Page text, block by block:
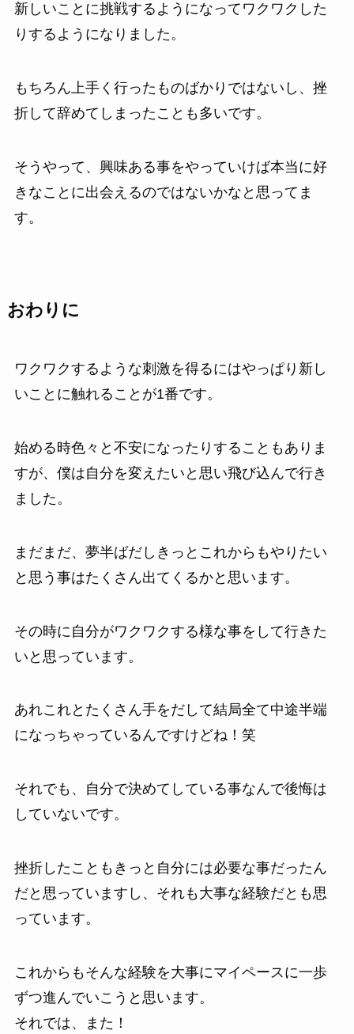
新しいことに挑戦するようになってワクワクした
りするようになりました。
もちろん上手く行ったものばかりではないし、挫
折して辞めてしまったことも多いです。
そうやって、興味ある事をやっていけば本当に好
きなことに出会えるのではないかなと思ってま
す。
おわりに
ワクワクするような刺激を得るにはやっぱり新し
いことに触れることが1番です。
始める時色々と不安になったりすることもありま
すが、僕は自分を変えたいと思い飛び込んで行き
ました。
まだまだ、夢半ばだしきっとこれからもやりたい
と思う事はたくさん出てくるかと思います。
その時に自分がワクワクする様な事をして行きた
いと思っています。
あれこれとたくさん手をだして結局全て中途半端
になっちゃっているんですけどね！笑
それでも、自分で決めてしている事なんで後悔は
していないです。
挫折したこともきっと自分には必要な事だったん
だと思っていますし、それも大事な経験だとも思
っています。
これからもそんな経験を大事にマイペースに一歩
ずつ進んでいこうと思います。
それでは、また！